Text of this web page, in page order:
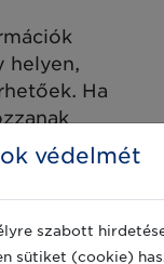
helyen,
Ha
az
állunk és
védelmét
szabott
sütiket (cookie)